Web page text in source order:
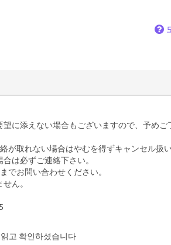
に添えない場合もございますので、予めご
が取れない場合はやむを得ずキャンセル扱
は必ずご連絡下さい。
でお問い合わせください。
ん。
고 확인하셨습니다